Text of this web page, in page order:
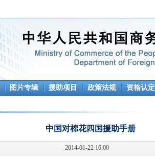
图片专辑 援助项目 政策法规 资格认定
中国对棉花四国援助手册
2014-01-22 16:00